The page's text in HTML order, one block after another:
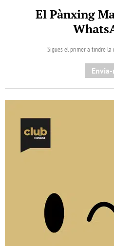
El Pànxing
Sigues el primer a tindre la